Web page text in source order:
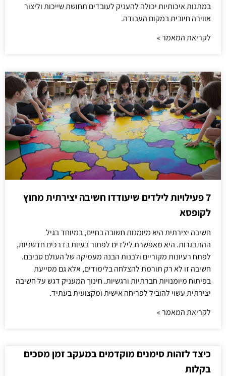
במתנות איכותיות יכולה להעניק לעובדים תחושת שייכות וליצור
אווירה חיובית במקום העבודה.
לקריאת המאמר »
7 פעילויות לילדים שיעודדו חשיבה יצירתית מחוץ
לקופסא
חשיבה יצירתית היא מיומנות חשובה בחיים, במיוחד בגיל
ההתבגרות. היא מאפשרת לילדים לפתור בעיות בדרכים חדשניות,
לפתח רעיונות מקוריים ולבנות הבנה מעמיקה של העולם סביבם.
חשיבה זו לא רק תורמת להצלחה בלימודים, אלא גם מסייעת
בפיתוח מיומנויות חברתיות ורגשיות. חינוך המעניק דגש על חשיבה
יצירתית עשוי להוביל לפריחה אישית ומקצועית בעתיד.
לקריאת המאמר »
כיצד לזהות סימנים מוקדמים במעקב זמן מסכים
בקלות